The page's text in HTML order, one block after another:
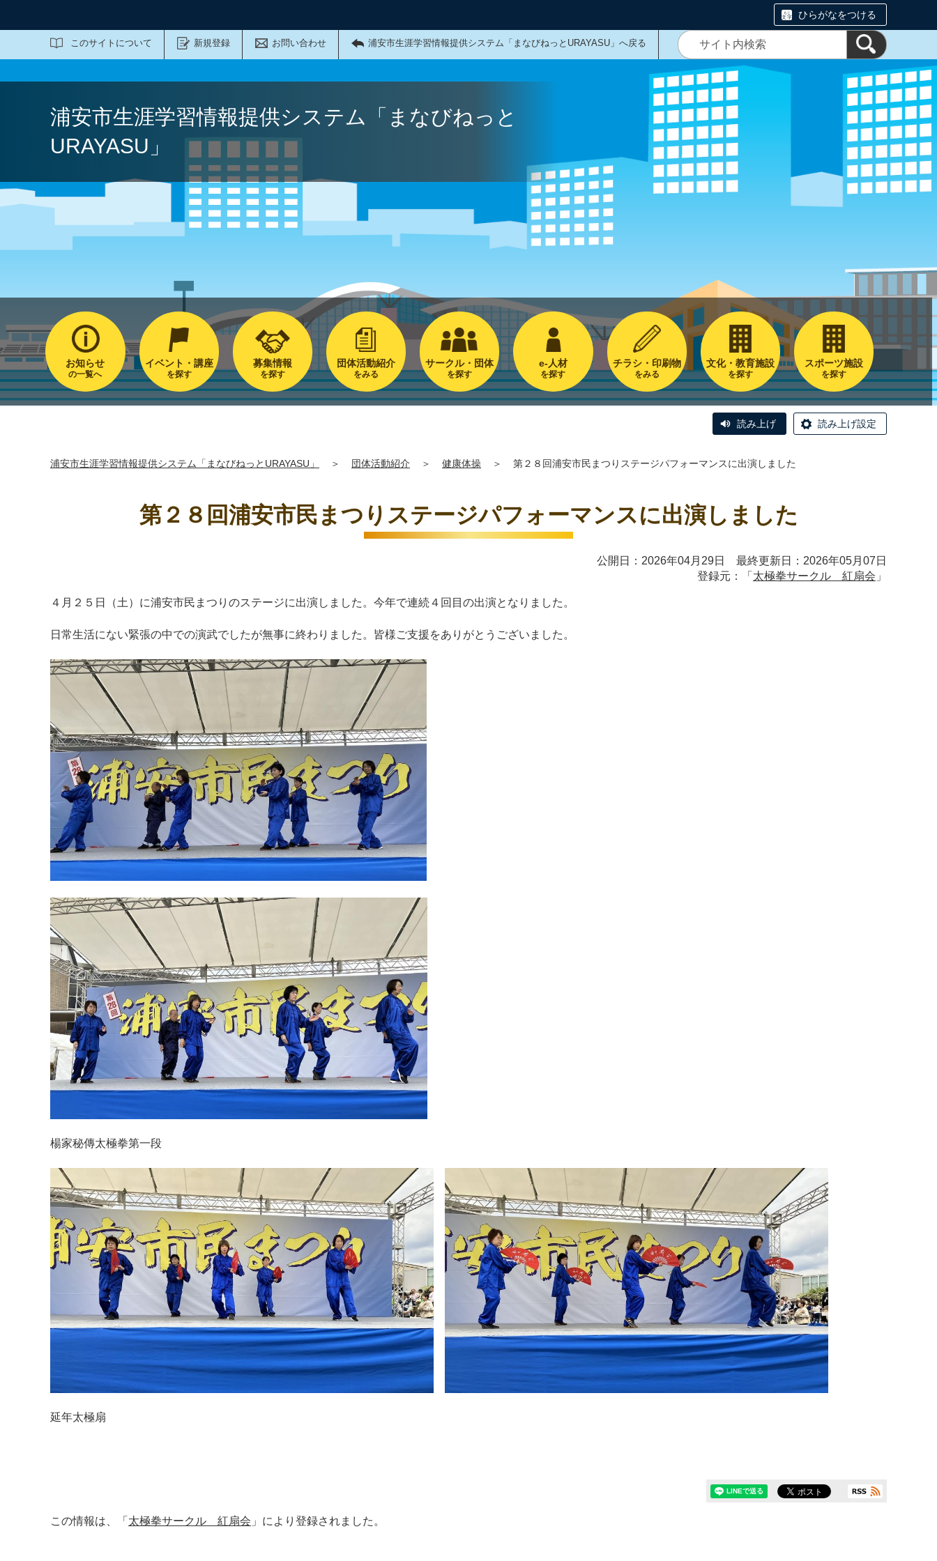
ひらがなをつける
このサイトについて 新規登録 お問い合わせ 浦安市生涯学習情報提供システム「まなびねっとURAYASU」へ戻る
サイト内検索
浦安市生涯学習情報提供システム「まなびねっと
URAYASU」
お知らせ
の一覧へ
イベント・講座
を探す
募集情報
を探す
団体活動紹介
をみる
サークル・団体
を探す
e-人材
を探す
チラシ・印刷物
をみる
文化・教育施設
を探す
スポーツ施設
を探す
読み上げ 読み上げ設定
浦安市生涯学習情報提供システム「まなびねっとURAYASU」 ＞ 団体活動紹介 ＞ 健康体操 ＞ 第２８回浦安市民まつりステージパフォーマンスに出演しました
第２８回浦安市民まつりステージパフォーマンスに出演しました
公開日：2026年04月29日 最終更新日：2026年05月07日
登録元：「 太極拳サークル 紅扇会 」
４月２５日（土）に浦安市民まつりのステージに出演しました。今年で連続４回目の出演となりました。
日常生活にない緊張の中での演武でしたが無事に終わりました。皆様ご支援をありがとうございました。
楊家秘傳太極拳第一段
延年太極扇
この情報は、「 太極拳サークル 紅扇会 」により登録されました。